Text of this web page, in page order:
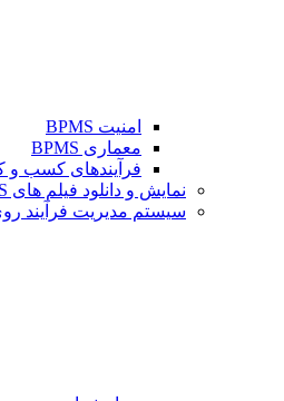
امنیت BPMS
معماری BPMS
فرآیندهای کسب و
نمایش و دانلود فیلم های BPMS
سیستم مدیریت فرآیند